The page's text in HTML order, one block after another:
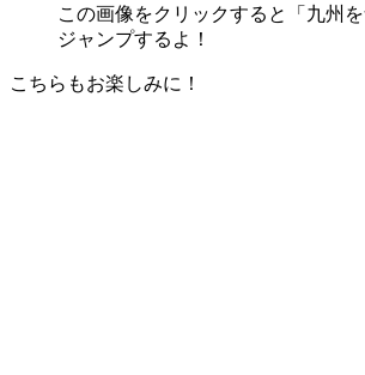
この画像をクリックすると「九州
ジャンプするよ！
こちらもお楽しみに！